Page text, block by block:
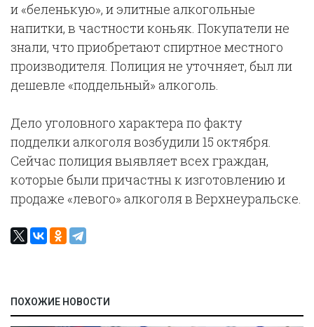
и «беленькую», и элитные алкогольные
напитки, в частности коньяк. Покупатели не
знали, что приобретают спиртное местного
производителя. Полиция не уточняет, был ли
дешевле «поддельный» алкоголь.
Дело уголовного характера по факту
подделки алкоголя возбудили 15 октября.
Сейчас полиция выявляет всех граждан,
которые были причастны к изготовлению и
продаже «левого» алкоголя в Верхнеуральске.
ПОХОЖИЕ НОВОСТИ